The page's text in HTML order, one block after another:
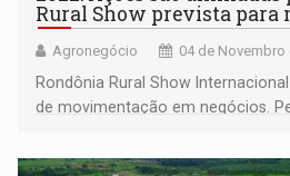
Rural Show prevista para
Agronegócio 04 de Novembro
Rondônia Rural Show
de movimentação em negócios.